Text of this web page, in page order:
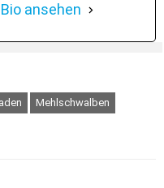
ansehen
Mehlschwalben